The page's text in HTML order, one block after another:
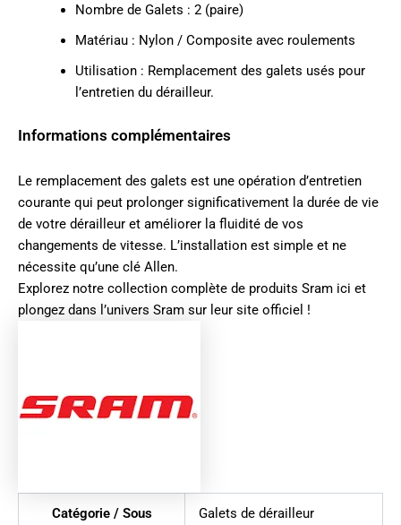
Nombre de Galets : 2 (paire)
Matériau : Nylon / Composite avec roulements
Utilisation : Remplacement des galets usés pour
l’entretien du dérailleur.
Informations complémentaires
Le remplacement des galets est une opération d’entretien
courante qui peut prolonger significativement la durée de vie
de votre dérailleur et améliorer la fluidité de vos
changements de vitesse. L’installation est simple et ne
nécessite qu’une clé Allen.
Explorez notre collection complète de produits Sram ici et
plongez dans l’univers Sram sur leur site officiel !
Catégorie / Sous
Galets de dérailleur